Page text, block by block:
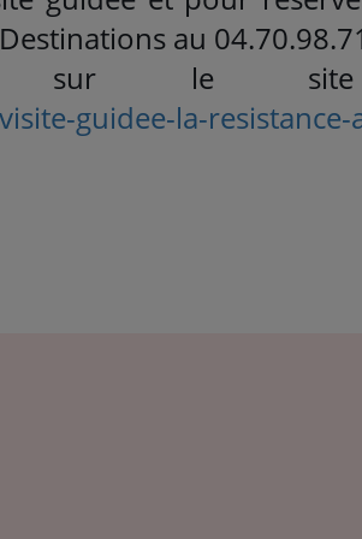
au
sur le
guidee-la-resistance-